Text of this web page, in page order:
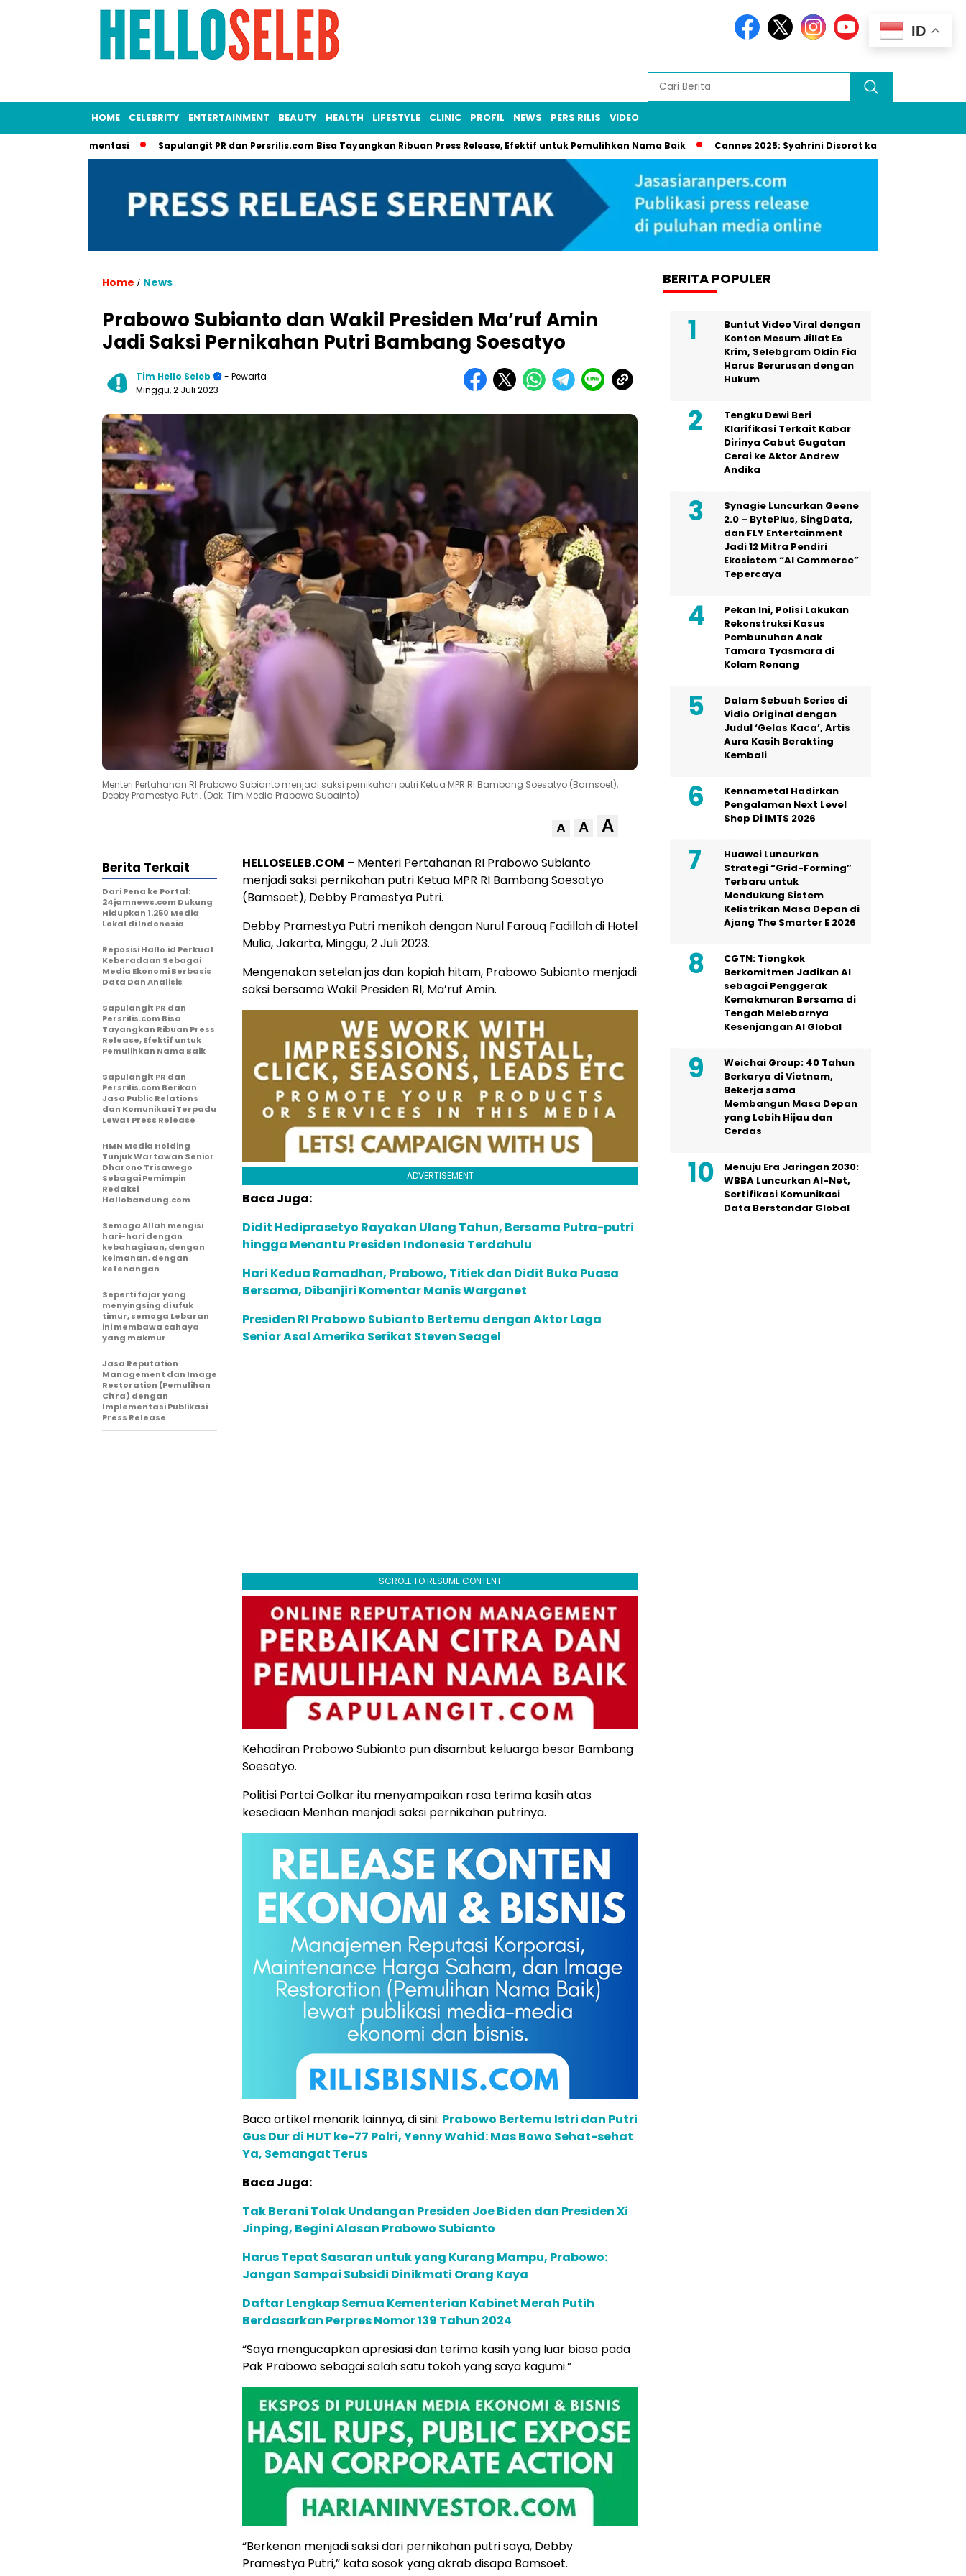
HOME CELEBRITY ENTERTAINMENT BEAUTY HEALTH LIFESTYLE CLINIC PROFIL NEWS PERS RILIS VIDEO
Sapulangit PR dan Persrilis.com Bisa Tayangkan Ribuan Press Release, Efektif untuk Pemulihkan Nama Baik Cannes 2025: Syahrini Disorot karena Terima
Home / News
Prabowo Subianto dan Wakil Presiden Ma’ruf Amin
Jadi Saksi Pernikahan Putri Bambang Soesatyo
Tim Hello Seleb
- Pewarta
Minggu, 2 Juli 2023
Menteri Pertahanan RI Prabowo Subianto menjadi saksi pernikahan putri Ketua MPR RI Bambang Soesatyo (Bamsoet),
Debby Pramestya Putri. (Dok. Tim Media Prabowo Subainto)
A A A
HELLOSELEB.COM – Menteri Pertahanan RI Prabowo Subianto
menjadi saksi pernikahan putri Ketua MPR RI Bambang Soesatyo
(Bamsoet), Debby Pramestya Putri.
Debby Pramestya Putri menikah dengan Nurul Farouq Fadillah di Hotel
Mulia, Jakarta, Minggu, 2 Juli 2023.
Mengenakan setelan jas dan kopiah hitam, Prabowo Subianto menjadi
saksi bersama Wakil Presiden RI, Ma’ruf Amin.
ADVERTISEMENT
Baca Juga:
Didit Hediprasetyo Rayakan Ulang Tahun, Bersama Putra-putri
hingga Menantu Presiden Indonesia Terdahulu
Hari Kedua Ramadhan, Prabowo, Titiek dan Didit Buka Puasa
Bersama, Dibanjiri Komentar Manis Warganet
Presiden RI Prabowo Subianto Bertemu dengan Aktor Laga
Senior Asal Amerika Serikat Steven Seagel
SCROLL TO RESUME CONTENT
Kehadiran Prabowo Subianto pun disambut keluarga besar Bambang
Soesatyo.
Politisi Partai Golkar itu menyampaikan rasa terima kasih atas
kesediaan Menhan menjadi saksi pernikahan putrinya.
Baca artikel menarik lainnya, di sini: Prabowo Bertemu Istri dan Putri
Gus Dur di HUT ke-77 Polri, Yenny Wahid: Mas Bowo Sehat-sehat
Ya, Semangat Terus
Baca Juga:
Tak Berani Tolak Undangan Presiden Joe Biden dan Presiden Xi
Jinping, Begini Alasan Prabowo Subianto
Harus Tepat Sasaran untuk yang Kurang Mampu, Prabowo:
Jangan Sampai Subsidi Dinikmati Orang Kaya
Daftar Lengkap Semua Kementerian Kabinet Merah Putih
Berdasarkan Perpres Nomor 139 Tahun 2024
“Saya mengucapkan apresiasi dan terima kasih yang luar biasa pada
Pak Prabowo sebagai salah satu tokoh yang saya kagumi.”
“Berkenan menjadi saksi dari pernikahan putri saya, Debby
Pramestya Putri,” kata sosok yang akrab disapa Bamsoet.
Berita Terkait
Dari Pena ke Portal:
24jamnews.com Dukung
Hidupkan 1.250 Media
Lokal di Indonesia
Reposisi Hallo.id Perkuat
Keberadaan Sebagai
Media Ekonomi Berbasis
Data Dan Analisis
Sapulangit PR dan
Persrilis.com Bisa
Tayangkan Ribuan Press
Release, Efektif untuk
Pemulihkan Nama Baik
Sapulangit PR dan
Persrilis.com Berikan
Jasa Public Relations
dan Komunikasi Terpadu
Lewat Press Release
HMN Media Holding
Tunjuk Wartawan Senior
Dharono Trisawego
Sebagai Pemimpin
Redaksi
Hallobandung.com
Semoga Allah mengisi
hari-hari dengan
kebahagiaan, dengan
keimanan, dengan
ketenangan
Seperti fajar yang
menyingsing di ufuk
timur, semoga Lebaran
ini membawa cahaya
yang makmur
Jasa Reputation
Management dan Image
Restoration (Pemulihan
Citra) dengan
Implementasi Publikasi
Press Release
BERITA POPULER
Buntut Video Viral dengan
Konten Mesum Jillat Es
Krim, Selebgram Oklin Fia
Harus Berurusan dengan
Hukum
Tengku Dewi Beri
Klarifikasi Terkait Kabar
Dirinya Cabut Gugatan
Cerai ke Aktor Andrew
Andika
Synagie Luncurkan Geene
2.0 – BytePlus, SingData,
dan FLY Entertainment
Jadi 12 Mitra Pendiri
Ekosistem “AI Commerce”
Tepercaya
Pekan Ini, Polisi Lakukan
Rekonstruksi Kasus
Pembunuhan Anak
Tamara Tyasmara di
Kolam Renang
Dalam Sebuah Series di
Vidio Original dengan
Judul ‘Gelas Kaca’, Artis
Aura Kasih Berakting
Kembali
Kennametal Hadirkan
Pengalaman Next Level
Shop Di IMTS 2026
Huawei Luncurkan
Strategi “Grid-Forming”
Terbaru untuk
Mendukung Sistem
Kelistrikan Masa Depan di
Ajang The Smarter E 2026
CGTN: Tiongkok
Berkomitmen Jadikan AI
sebagai Penggerak
Kemakmuran Bersama di
Tengah Melebarnya
Kesenjangan AI Global
Weichai Group: 40 Tahun
Berkarya di Vietnam,
Bekerja sama
Membangun Masa Depan
yang Lebih Hijau dan
Cerdas
Menuju Era Jaringan 2030:
WBBA Luncurkan AI-Net,
Sertifikasi Komunikasi
Data Berstandar Global
ID